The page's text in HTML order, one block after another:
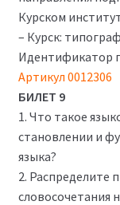
Курском
– Курск:
Идентификатор
Артикул0012306
БИЛЕТ 9
1. Что такое
становлении и
языка?
2. Распределите
словосочетания